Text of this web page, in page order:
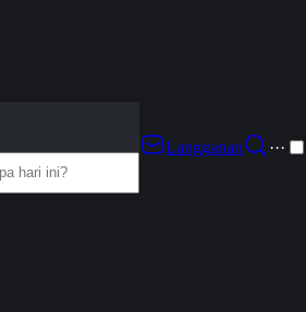
Langganan
···